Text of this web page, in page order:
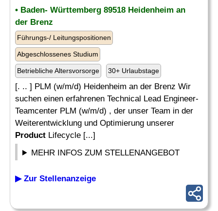
• Baden- Württemberg 89518 Heidenheim an
der Brenz
Führungs-/ Leitungspositionen
Abgeschlossenes Studium
Betriebliche Altersvorsorge 30+ Urlaubstage
[. .. ] PLM (w/m/d) Heidenheim an der Brenz Wir
suchen einen erfahrenen Technical Lead Engineer-
Teamcenter PLM (w/m/d) , der unser Team in der
Weiterentwicklung und Optimierung unserer
Product Lifecycle [...]
MEHR INFOS ZUM STELLENANGEBOT
▶ Zur Stellenanzeige